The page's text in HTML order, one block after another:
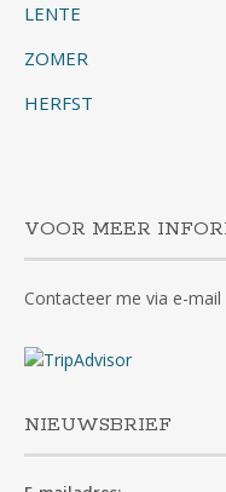
LENTE
ZOMER
HERFST
VOOR MEER
Contacteer me via e-mail
NIEUWSBRIEF